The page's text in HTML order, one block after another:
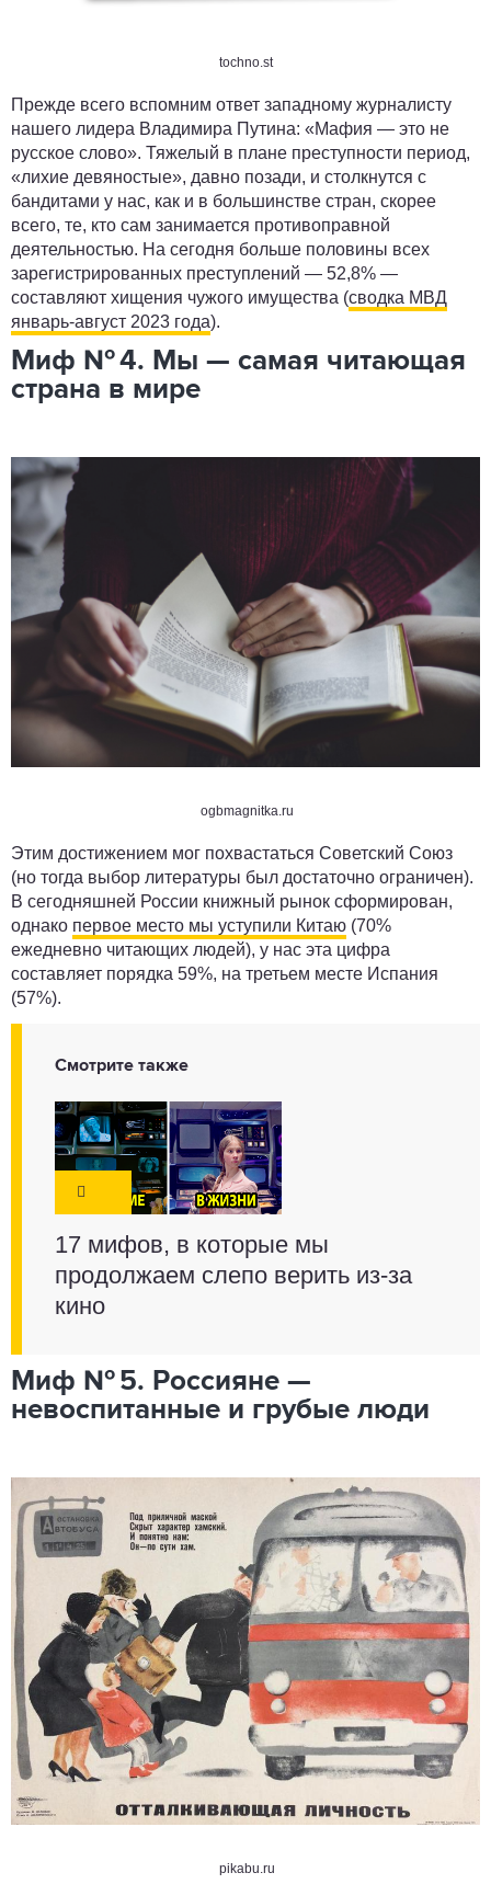
tochno.st
Прежде всего вспомним ответ западному журналисту
нашего лидера Владимира Путина: «Мафия — это не
русское слово». Тяжелый в плане преступности период,
«лихие девяностые», давно позади, и столкнутся с
бандитами у нас, как и в большинстве стран, скорее
всего, те, кто сам занимается противоправной
деятельностью. На сегодня больше половины всех
зарегистрированных преступлений — 52,8% —
составляют хищения чужого имущества (сводка МВД
январь-август 2023 года).
Миф № 4. Мы — самая читающая
страна в мире
ogbmagnitka.ru
Этим достижением мог похвастаться Советский Союз
(но тогда выбор литературы был достаточно ограничен).
В сегодняшней России книжный рынок сформирован,
однако первое место мы уступили Китаю (70%
ежедневно читающих людей), у нас эта цифра
составляет порядка 59%, на третьем месте Испания
(57%).
Смотрите также
17 мифов, в которые мы
продолжаем слепо верить из-за
кино
Миф № 5. Россияне —
невоспитанные и грубые люди
pikabu.ru